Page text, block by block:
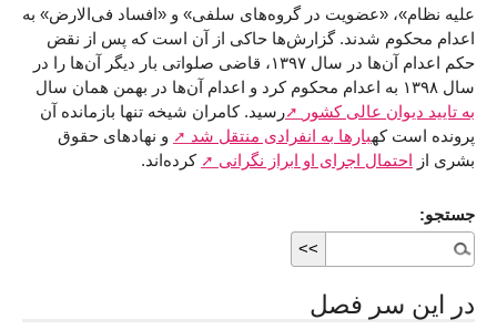
علیه نظام»، «عضویت در گروه‌های سلفی» و «افساد فی‌الارض» به
اعدام محکوم شدند. گزارش‌ها حاکی از آن است که پس از نقض
حکم اعدام‌ آن‌ها در سال ۱۳۹۷، قاضی صلواتی بار دیگر آن‌ها را در
سال ۱۳۹۸ به اعدام محکوم کرد و اعدام آن‌ها در بهمن همان سال
به تایید دیوان عالی کشور
رسید. کامران شیخه تنها بازمانده آن
پرونده است کهبارها به انفرادی منتقل شد
و نهادهای حقوق
بشری از احتمال اجرای او ابراز نگرانی کرده‌اند.
جستجو:
در اين سر فصل